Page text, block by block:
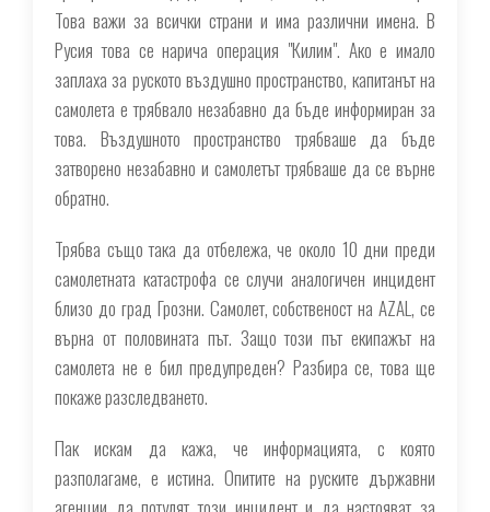
Това важи за всички страни и има различни имена. В
Русия това се нарича операция "Килим". Ако е имало
заплаха за руското въздушно пространство, капитанът на
самолета е трябвало незабавно да бъде информиран за
това. Въздушното пространство трябваше да бъде
затворено незабавно и самолетът трябваше да се върне
обратно.
Трябва също така да отбележа, че около 10 дни преди
самолетната катастрофа се случи аналогичен инцидент
близо до град Грозни. Самолет, собственост на AZAL, се
върна от половината път. Защо този път екипажът на
самолета не е бил предупреден? Разбира се, това ще
покаже разследването.
Пак искам да кажа, че информацията, с която
разполагаме, е истина. Опитите на руските държавни